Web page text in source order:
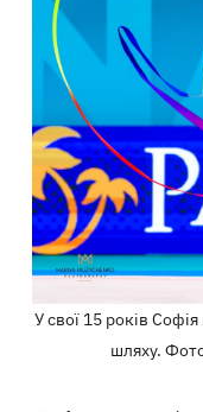
У свої 15 років
шляху.